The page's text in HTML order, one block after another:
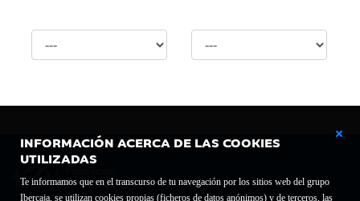
INFORMACIÓN ACERCA DE LAS COOKIES
UTILIZADAS
Te informamos que en el transcurso de tu navegación por los sitios web del grupo
Ibercaja, se utilizan cookies propias (ficheros de datos anónimos) y de terceros, las